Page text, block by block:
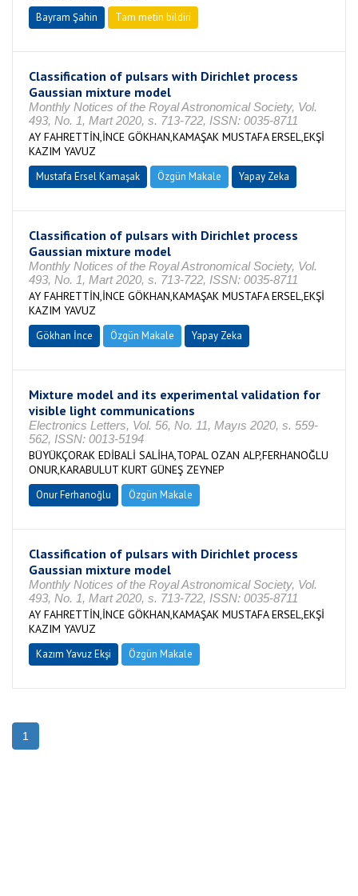
Bayram Şahin Tam metin bildiri
Classification of pulsars with Dirichlet process
Gaussian mixture model
Monthly Notices of the Royal Astronomical Society, Vol.
493, No. 1, Mart 2020, s. 713-722, ISSN: 0035-8711
AY FAHRETTİN,İNCE GÖKHAN,KAMAŞAK MUSTAFA ERSEL,EKŞİ
KAZIM YAVUZ
Mustafa Ersel Kamaşak Özgün Makale Yapay Zeka
Classification of pulsars with Dirichlet process
Gaussian mixture model
Monthly Notices of the Royal Astronomical Society, Vol.
493, No. 1, Mart 2020, s. 713-722, ISSN: 0035-8711
AY FAHRETTİN,İNCE GÖKHAN,KAMAŞAK MUSTAFA ERSEL,EKŞİ
KAZIM YAVUZ
Gökhan İnce Özgün Makale Yapay Zeka
Mixture model and its experimental validation for
visible light communications
Electronics Letters, Vol. 56, No. 11, Mayıs 2020, s. 559-
562, ISSN: 0013-5194
BÜYÜKÇORAK EDİBALİ SALİHA,TOPAL OZAN ALP,FERHANOĞLU
ONUR,KARABULUT KURT GÜNEŞ ZEYNEP
Onur Ferhanoğlu Özgün Makale
Classification of pulsars with Dirichlet process
Gaussian mixture model
Monthly Notices of the Royal Astronomical Society, Vol.
493, No. 1, Mart 2020, s. 713-722, ISSN: 0035-8711
AY FAHRETTİN,İNCE GÖKHAN,KAMAŞAK MUSTAFA ERSEL,EKŞİ
KAZIM YAVUZ
Kazım Yavuz Ekşi Özgün Makale
1